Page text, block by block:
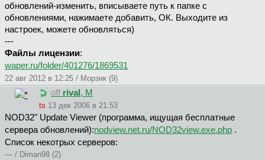
обновлений-изменить, вписываете путь к папке с
обновлениями, нажимаете добавить, ОК. Выходите из
настроек, можете обновляться)
---
Файлы лицензии:
waper.ru/folder/401276/1869531
22 авг 2012 в 12:25 / Морзик (9)
off rival , М
ts 13 дек 2006 в 21:53
NOD32" Update Viewer (программа, ищущая бесплатные
сервера обновлений):nodview.net.ru/NOD32view.exe.php .
Список некотрых серверов:
— / Diman98 (2)